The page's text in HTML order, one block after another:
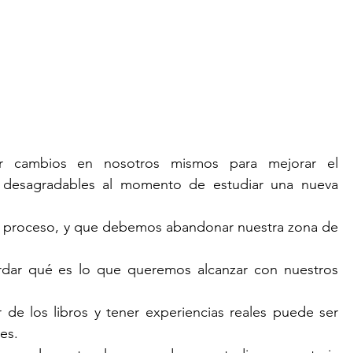
cambios en nosotros mismos para mejorar el
al momento de estudiar una nueva
y que debemos abandonar nuestra zona de
qué es lo que queremos alcanzar con nuestros
de los libros y tener experiencias reales puede ser